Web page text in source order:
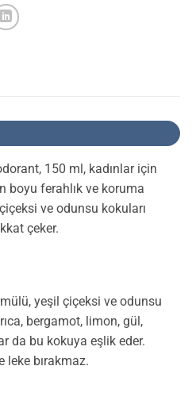
150 ml, kadınlar için
boyu ferahlık ve koruma
ve odunsu kokuları
çeker.
yeşil çiçeksi ve odunsu
bergamot, limon, gül,
da bu kokuya eşlik eder.
leke bırakmaz.